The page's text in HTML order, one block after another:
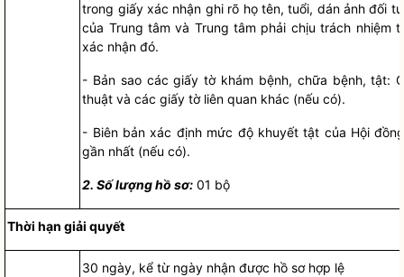
trong giấy xác nhận ghi rõ họ tên, tuổi, dán ảnh đối
của Trung tâm và Trung tâm phải chịu trách nhiệm
xác nhận đó.
- Bản sao các giấy tờ khám bệnh, chữa bệnh, tật:
thuật và các giấy tờ liên quan khác (nếu có).
- Biên bản xác định mức độ khuyết tật của Hội
gần nhất (nếu có).
2.Số lượnghồ sơ: 01 bộ
Thời hạn giải quyết
30 ngày, kể từ ngày nhận được hồ sơhợp lệ